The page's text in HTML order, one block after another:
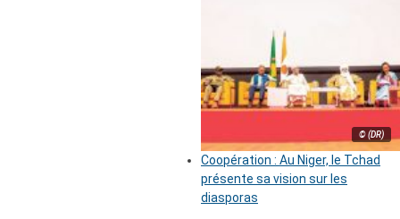
© (DR)
Coopération : Au Niger, le Tchad
présente sa vision sur les
diasporas